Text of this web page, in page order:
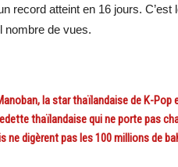
record atteint en 16 jours.
nombre de vues.
la star thaïlandaise de K-
thaïlandaise qui ne porte pas
ne digèrent pas les 100 millions de